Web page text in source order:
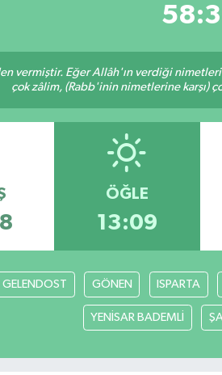
vermiştir. Eğer Allâh'ın verdiği nimetleri
çok zâlim, (Rabb'inin nimetlerine karşı)
ÖĞLE
13:09
GELENDOST GÖNEN ISPARTA
YENİSAR BADEMLİ